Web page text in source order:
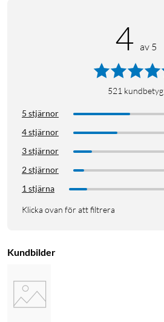
4 av 5
521 kundbetyg
5 stjärnor
4 stjärnor
3 stjärnor
2 stjärnor
1 stjärna
Klicka ovan för att filtrera
Kundbilder